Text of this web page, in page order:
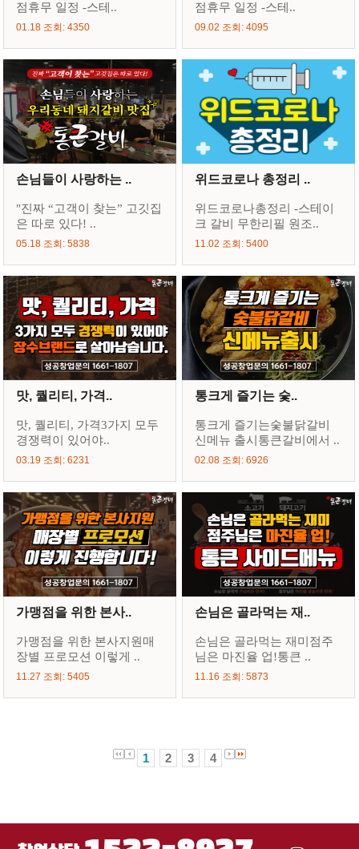
점휴무 일정 -스테..
01.18 조회: 4350
점휴무 일정 -스테..
09.02 조회: 4095
손님들이 사랑하는 ..
"진짜 “고객이 찾는” 고깃집
은 따로 있다! ..
05.18 조회: 5838
위드코로나 총정리 ..
위드코로나총정리 -스테이
크 갈비 무한리필 원조..
11.02 조회: 5400
맛, 퀄리티, 가격..
맛, 퀄리티, 가격3가지 모두
경쟁력이 있어야..
03.19 조회: 6231
통크게 즐기는 숯..
통크게 즐기는숯불닭갈비
신메뉴 출시통큰갈비에서 ..
02.08 조회: 6926
가맹점을 위한 본사..
가맹점을 위한 본사지원매
장별 프로모션 이렇게 ..
11.27 조회: 5405
손님은 골라먹는 재..
손님은 골라먹는 재미점주
님은 마진율 업!통큰 ..
11.16 조회: 5873
1 2 3 4